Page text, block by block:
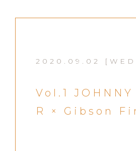
2020.09.02
Vol.1 JOHNNY
R × Gibson